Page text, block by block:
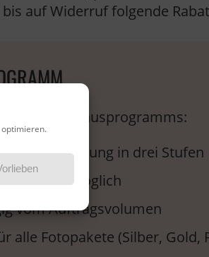
optimieren.
auf Widerruf folgende
dieses Bonusprogramms:
Vergütung in drei Stufen
Bonus möglich
vom Auftragsvolumen
alle Fotopakete (Silber, Gold,